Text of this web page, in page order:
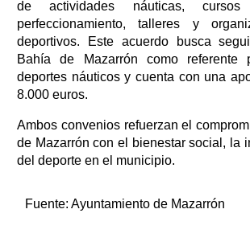
de actividades náuticas,
perfeccionamiento, talleres y
deportivos. Este acuerdo busca
Bahía de Mazarrón como
deportes náuticos y cuenta con una
8.000 euros.
Ambos convenios refuerzan el
de Mazarrón con el bienestar social, la
del deporte en el municipio.
Fuente: Ayuntamiento de Mazarrón